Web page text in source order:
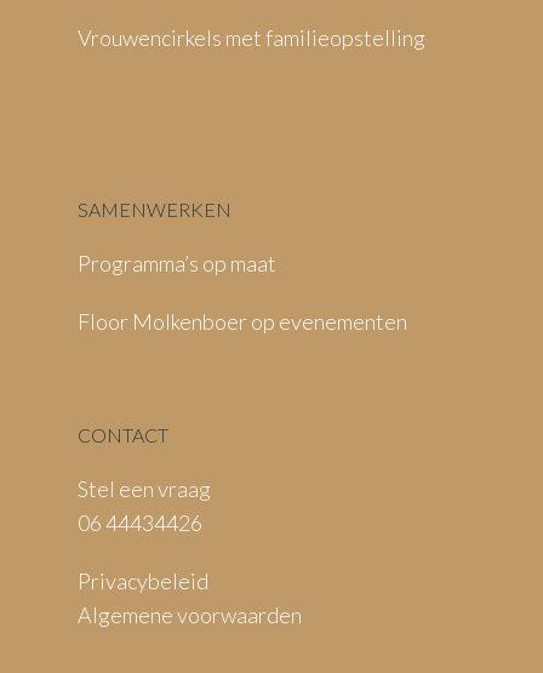
Vrouwencirkels met familieopstelling
SAMENWERKEN
Programma’s op maat
Floor Molkenboer op evenementen
CONTACT
Stel een vraag
06 44434426
Privacybeleid
Algemene voorwaarden